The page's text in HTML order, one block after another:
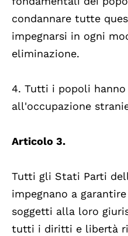
condannare tutte
impegnarsi in ogni
eliminazione.
4. Tutti i popoli
all'occupazione
Articolo 3.
Tutti gli Stati Parti
impegnano a
soggetti alla loro
tutti i diritti e libertà